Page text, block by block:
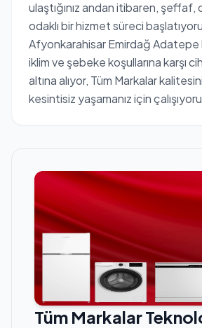
ulaştığınız andan itibaren,
odaklı bir hizmet süreci
Afyonkarahisar Emirdağ Adatepe
iklim ve şebeke koşullarına karşı
altına alıyor, Tüm Markalar
kesintisiz yaşamanız için
Tüm Markalar